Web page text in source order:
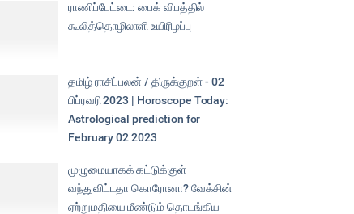
ராணிப்பேட்டை: பைக் விபத்தில்
கூலித்தொழிலாளி உயிரிழப்பு
தமிழ் ராசிப்பலன் / திருக்குறள் - 02
பிப்ரவரி 2023 | Horoscope Today:
Astrological prediction for
February 02 2023
முழுமையாகக் கட்டுக்குள்
வந்துவிட்டதா கொரோனா? வேக்சின்
ஏற்றுமதியை மீண்டும் தொடங்கிய